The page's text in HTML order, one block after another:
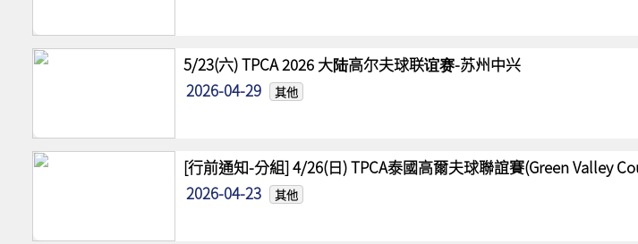
5/23(六) TPCA 2026 大陆高尔夫球联谊赛-苏州中兴
2026-04-29
其他
[行前通知-分組] 4/26(日) TPCA泰國高爾夫球聯誼賽(Green Valley
2026-04-23
其他